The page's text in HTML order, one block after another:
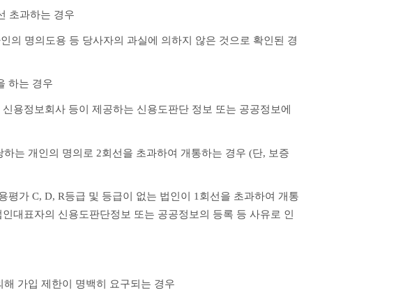
초과하는 경우
의 명의도용 등 당사자의 과실에 의하지 않은 것으로 확인된 경
하는 경우
용정보회사 등이 제공하는 신용도판단 정보 또는 공공정보에
는 개인의 명의로 2회선을 초과하여 개통하는 경우 (단, 보증
가 C, D, R등급 및 등급이 없는 법인이 1회선을 초과하여 개통
대표자의 신용도판단정보 또는 공공정보의 등록 등 사유로 인
가입 제한이 명백히 요구되는 경우